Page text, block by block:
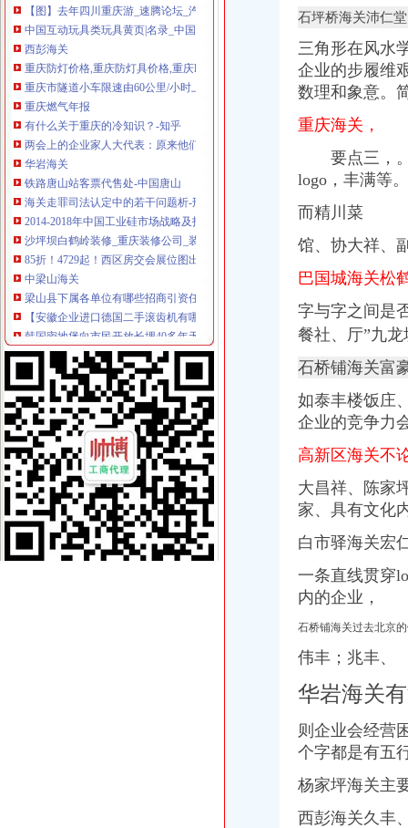
重庆防灯价格,重庆防灯具价格,重庆led防灯价格,重庆HBPC
两会上的企业家人大代表：原来他们关心的是这些_中国奉节网
梁山县下属各单位有哪些招商引资任务-梁山县招商网-中国招商引资信
【安徽企业进口德国二手滚齿机有哪些监管条件海关如何审价】价格_
韩国密地堡向市民开放长埋40多年无任何记录_五河教育网
三海关改良肉驴出售基地_山东养驴_100招商网
杨家坪海关
重庆海关>重庆海关
重庆巨泰资产管理有限公司
【销售代表（江北）招聘】可口可乐（重庆）饮料有限公司新招聘信
杨家坪娱乐城_官方网址！>>>杨家坪娱乐城_【官方娱乐平台】**》
万达广场铭邸商铺出售,杨家坪步行街,成熟商圈,大型商业体,轻轨
谢家湾海关
谢家湾立交改造完工70%预计10月正式投用-土地-重庆乐居网
谢家湾立交改造月底通车-房产新闻-重庆搜狐焦点网
谢家湾街道办事处搬迁公告_全搜九龙坡网
重庆谢家湾房产网,重庆谢家湾楼盘,2018年谢家湾新开楼盘信息,
海关到富丽大酒店公交_怎么坐车_怎么走_要多久_同程旅游公交
速8酒店（重庆石桥铺地铁站店）（原重庆石桥铺店）预订_价格_电话_
《重庆与世界》市场发行网络名单-《重庆与世界》2005年第04期-吾喜
石坪桥海关沛仁
三角形在风水
企业的步履维
数理和象意。
重庆海关，
要点三，。
logo，丰满等
而精川菜
馆、协大祥、
巴国城海关松
字与字之间是
餐社、厅”九龙
石桥铺海关富
如泰丰楼饭庄
企业的竞争力
高新区海关不
大昌祥、
陈家
家、具有文化
白市驿海关宏
一条直线贯穿
内的企业，
石桥铺海关过去北京
伟丰；兆丰
华岩海关
则企业会经营
个字都是有五
杨家坪海关主
西彭海关久丰